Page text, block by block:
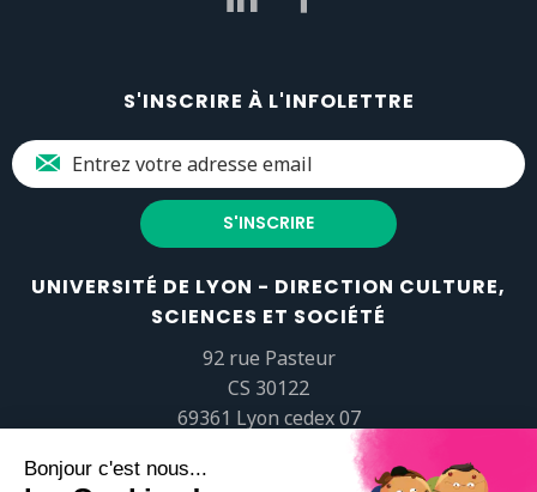
S'INSCRIRE À L'INFOLETTRE
UNIVERSITÉ DE LYON - DIRECTION CULTURE,
SCIENCES ET SOCIÉTÉ
92 rue Pasteur
CS 30122
69361 Lyon cedex 07
popsciences@universite-lyon.fr
Tél.+33 (0)4 37 37 82 01